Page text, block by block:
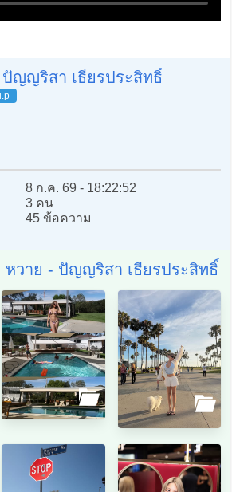
ปัญญริสา เธียรประสิทธิ์
8 ก.ค. 69 - 18:22:52
3 คน
45 ข้อความ
หวาย - ปัญญริสา เธียรประสิทธิ์